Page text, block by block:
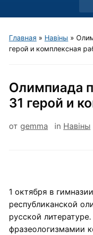
меню
Главная » Навiны »
герой и комплексная
Олимпиада
31 герой и
от gemma in Навiны
1 октября в
республиканской
русской
фразеологизмамии